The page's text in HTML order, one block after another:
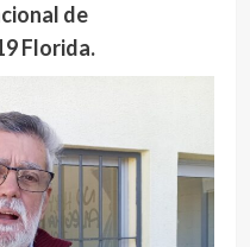
de
Florida.